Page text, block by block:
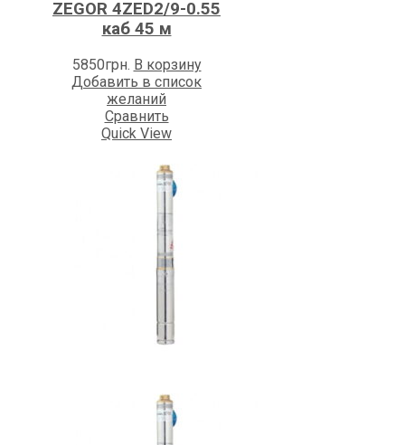
ZEGOR 4ZED2/9-0.55
каб 45 м
5850грн. В корзину
Добавить в список
желаний
Сравнить
Quick View